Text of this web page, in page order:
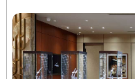
山西省运城市盐湖
山西省长治市潞州